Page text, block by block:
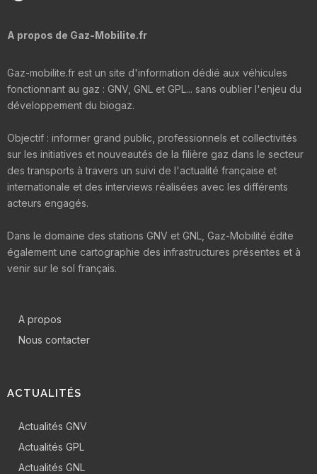
A propos de Gaz-Mobilite.fr
Gaz-mobilite.fr est un site d'information dédié aux véhicules
fonctionnant au gaz : GNV, GNL et GPL... sans oublier l'enjeu du
développement du biogaz.
Objectif : informer grand public, professionnels et collectivités
sur les initiatives et nouveautés de la filière gaz dans le secteur
des transports à travers un suivi de l'actualité française et
internationale et des interviews réalisées avec les différents
acteurs engagés.
Dans le domaine des stations GNV et GNL, Gaz-Mobilité édite
également une cartographie des infrastructures présentes et à
venir sur le sol français.
A propos
Nous contacter
ACTUALITÉS
Actualités GNV
Actualités GPL
Actualités GNL